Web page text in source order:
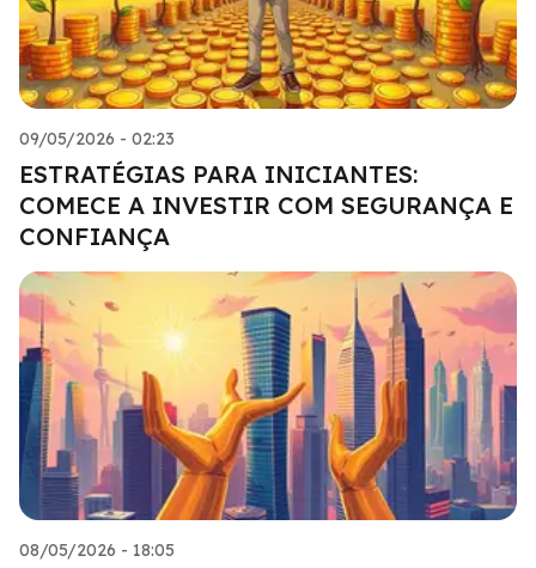
09/05/2026 - 02:23
ESTRATÉGIAS PARA INICIANTES:
COMECE A INVESTIR COM SEGURANÇA E
CONFIANÇA
08/05/2026 - 18:05